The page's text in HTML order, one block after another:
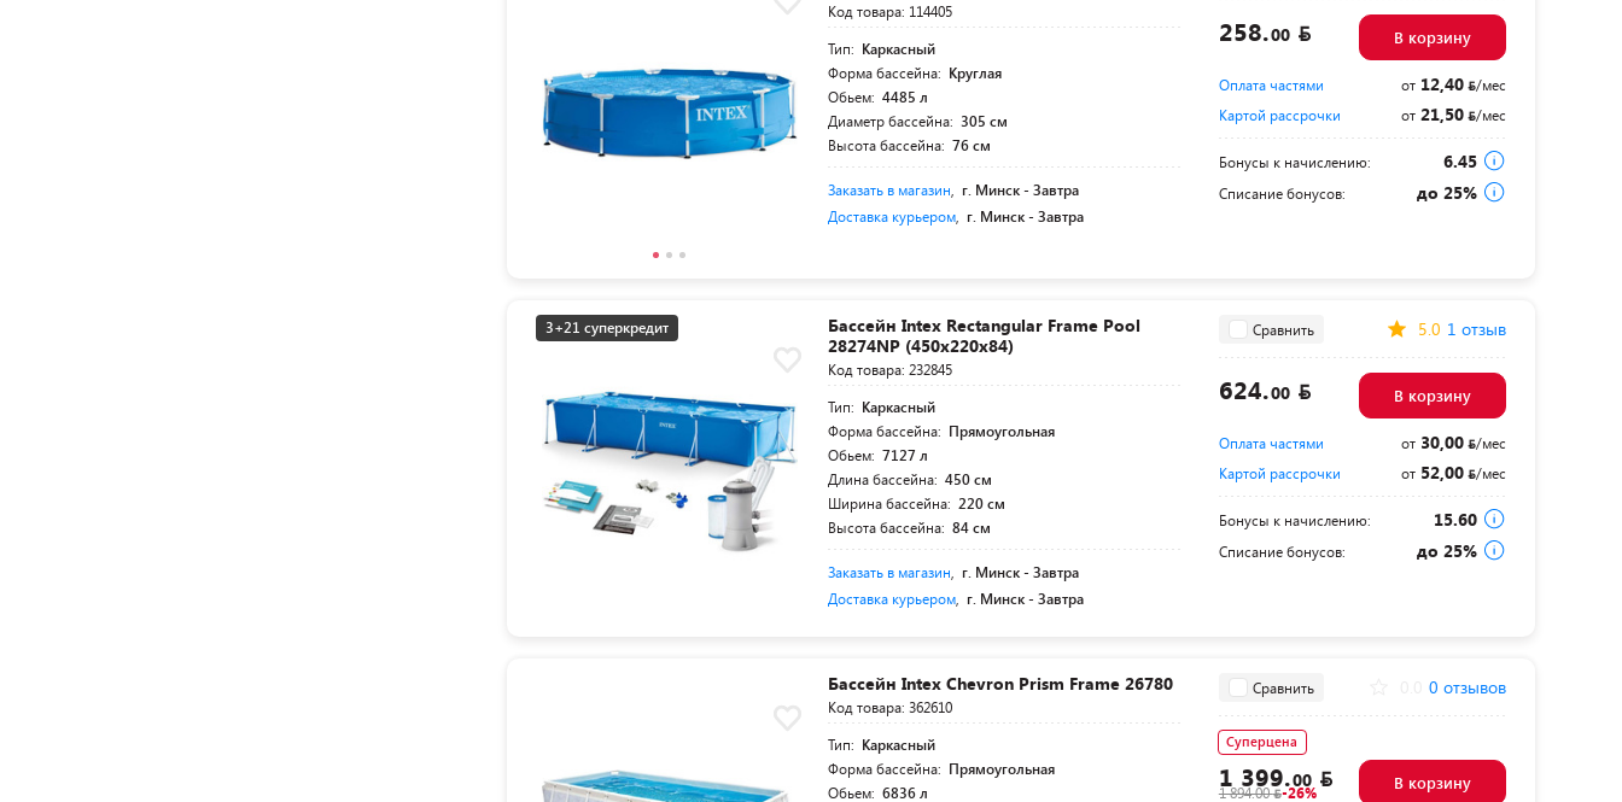
Код товара: 114405
Тип: Каркасный
Форма бассейна: Круглая
Обьем: 4485 л
Диаметр бассейна: 305 см
Высота бассейна: 76 см
Заказать в магазин г. Минск -Завтра
Доставка курьером г. Минск -Завтра
258.00 В корзину
Оплата частями от12,40
/мес
Картой рассрочки
от21,50 /мес
Бонусы к начислению: 6.45
Списание бонусов: до 25%
3+21 суперкредит
Бассейн Intex Rectangular Frame Pool
28274NP (450x220x84)
Код товара: 232845
Тип: Каркасный
Форма бассейна: Прямоугольная
Обьем: 7127 л
Длина бассейна: 450 см
Ширина бассейна: 220 см
Высота бассейна: 84 см
Заказать в магазин г. Минск -Завтра
Доставка курьером г. Минск -Завтра
Сравнить 5.0 1 отзыв
624.00 В корзину
Оплата частями от30,00
/мес
Картой рассрочки
от52,00 /мес
Бонусы к начислению: 15.60
Списание бонусов: до 25%
Бассейн Intex Chevron Prism Frame 26780
Код товара: 362610
Тип: Каркасный
Форма бассейна: Прямоугольная
Обьем: 6836 л
Сравнить 0 отзывов
Суперцена
1 399.00
1 894.00 -26% В корзину